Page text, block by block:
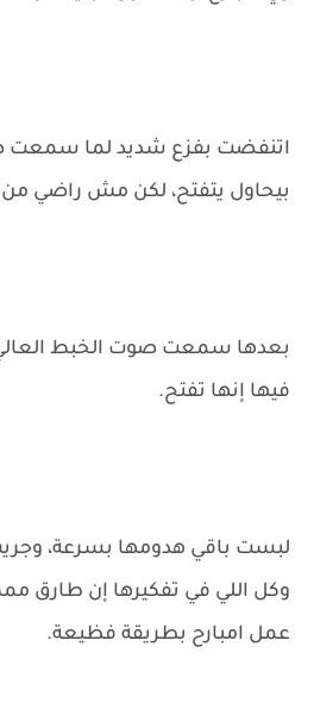
اتنفضت بفزع شديد لما سمعت
بيحاول يتفتح، لكن مش راضي من
بعدها سمعت صوت الخبط
فيها إنها تفتح.
لبست باقي هدومها بسرعة،
وكل اللي في تفكيرها إن طارق
عمل امبارح بطريقة فظيعة.